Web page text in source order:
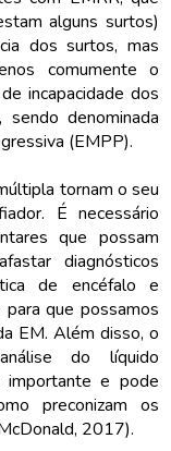
alguns surtos)
dos surtos, mas
comumente o
incapacidade dos
denominada
(EMPP).
tornam o seu
É necessário
que possam
diagnósticos
de encéfalo e
que possamos
EM. Além disso, o
do líquido
importante e pode
preconizam os
2017).